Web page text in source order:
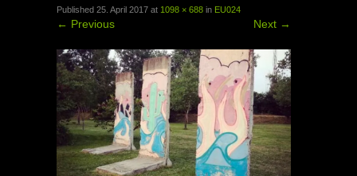
Published 25. April 2017 at 1098 × 688 in EU024
← Previous Next →